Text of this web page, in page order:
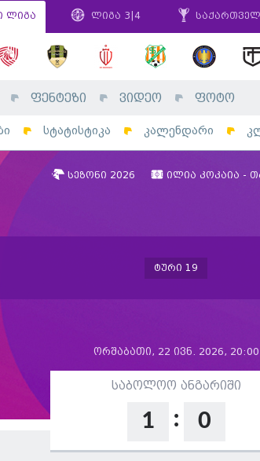
ლიგა ლიგა 3|4
ფენტეზი ვიდეო ფოტო
სტატისტიკა კალენდარი
სეზონი 2026 ილია კოკაია -
ტური 19
ორშაბათი, 22 ივნ. 2026, 20:00
საბოლოო ანგარიში
1 : 0